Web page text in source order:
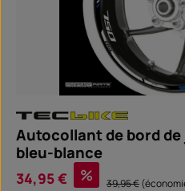
Autocollant de bord
bleu-blance
Prix de vente :
34,95 € % Prix régulier :
39,95 €